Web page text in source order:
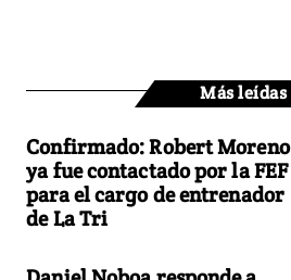
Más leídas
Confirmado: Robert Moreno
ya fue contactado por la FEF
para el cargo de entrenador
de La Tri